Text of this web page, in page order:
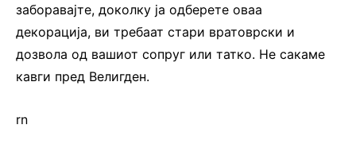
заборавајте, доколку ја одберете оваа
декорација, ви требаат стари вратоврски и
дозвола од вашиот сопруг или татко. Не сакаме
кавги пред Велигден.
rn